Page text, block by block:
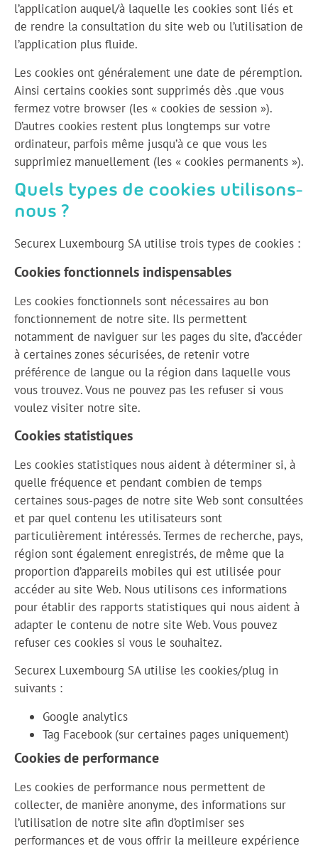
l’application auquel/à laquelle les cookies sont liés et
de rendre la consultation du site web ou l’utilisation de
l’application plus fluide.
Les cookies ont généralement une date de péremption.
Ainsi certains cookies sont supprimés dès .que vous
fermez votre browser (les « cookies de session »).
D’autres cookies restent plus longtemps sur votre
ordinateur, parfois même jusqu’à ce que vous les
supprimiez manuellement (les « cookies permanents »).
Quels types de cookies utilisons-
nous ?
Securex Luxembourg SA utilise trois types de cookies :
Cookies fonctionnels indispensables
Les cookies fonctionnels sont nécessaires au bon
fonctionnement de notre site. Ils permettent
notamment de naviguer sur les pages du site, d’accéder
à certaines zones sécurisées, de retenir votre
préférence de langue ou la région dans laquelle vous
vous trouvez. Vous ne pouvez pas les refuser si vous
voulez visiter notre site.
Cookies statistiques
Les cookies statistiques nous aident à déterminer si, à
quelle fréquence et pendant combien de temps
certaines sous-pages de notre site Web sont consultées
et par quel contenu les utilisateurs sont
particulièrement intéressés. Termes de recherche, pays,
région sont également enregistrés, de même que la
proportion d’appareils mobiles qui est utilisée pour
accéder au site Web. Nous utilisons ces informations
pour établir des rapports statistiques qui nous aident à
adapter le contenu de notre site Web. Vous pouvez
refuser ces cookies si vous le souhaitez.
Securex Luxembourg SA utilise les cookies/plug in
suivants :
Google analytics
Tag Facebook (sur certaines pages uniquement)
Cookies de performance
Les cookies de performance nous permettent de
collecter, de manière anonyme, des informations sur
l’utilisation de notre site afin d’optimiser ses
performances et de vous offrir la meilleure expérience